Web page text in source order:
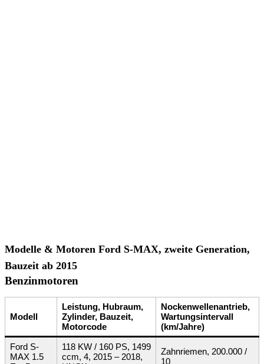
Modelle & Motoren Ford S-MAX, zweite Generation,
Bauzeit ab 2015
Benzinmotoren
Modell
Leistung, Hubraum,
Zylinder, Bauzeit,
Motorcode
Nockenwellenantrieb,
Wartungsintervall
(km/Jahre)
Ford S-
MAX 1.5
118 KW / 160 PS, 1499
ccm, 4, 2015 – 2018,
Zahnriemen, 200.000 /
10